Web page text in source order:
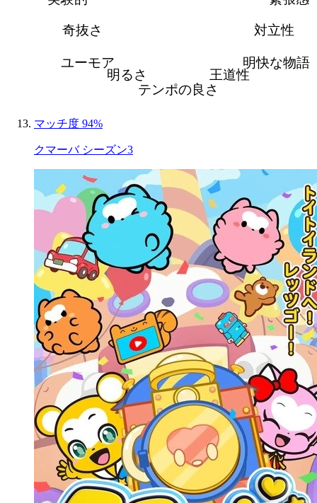
対立性
明快な物語
王道性
テンポの良さ
明るさ
ユーモア
奇抜さ
マッチ度 94%
クマーバ シーズン3